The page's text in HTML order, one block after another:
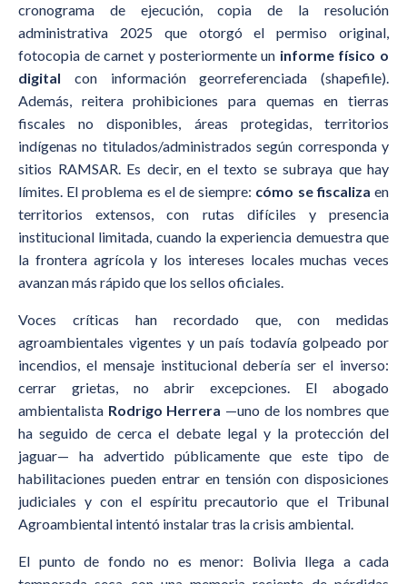
cronograma de ejecución, copia de la resolución
administrativa 2025 que otorgó el permiso original,
fotocopia de carnet y posteriormente un informe físico o
digital con información georreferenciada (shapefile).
Además, reitera prohibiciones para quemas en tierras
fiscales no disponibles, áreas protegidas, territorios
indígenas no titulados/administrados según corresponda y
sitios RAMSAR. Es decir, en el texto se subraya que hay
límites. El problema es el de siempre: cómo se fiscaliza en
territorios extensos, con rutas difíciles y presencia
institucional limitada, cuando la experiencia demuestra que
la frontera agrícola y los intereses locales muchas veces
avanzan más rápido que los sellos oficiales.
Voces críticas han recordado que, con medidas
agroambientales vigentes y un país todavía golpeado por
incendios, el mensaje institucional debería ser el inverso:
cerrar grietas, no abrir excepciones. El abogado
ambientalista Rodrigo Herrera —uno de los nombres que
ha seguido de cerca el debate legal y la protección del
jaguar— ha advertido públicamente que este tipo de
habilitaciones pueden entrar en tensión con disposiciones
judiciales y con el espíritu precautorio que el Tribunal
Agroambiental intentó instalar tras la crisis ambiental.
El punto de fondo no es menor: Bolivia llega a cada